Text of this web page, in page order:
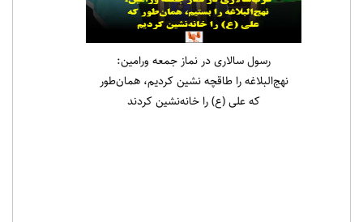
رسول سالاری در نماز جمعه ورامین:
نهج‌البلاغه را طاقچه نشین کردیم، همان‌طور
که علی (ع) را خانه‌نشین کردند